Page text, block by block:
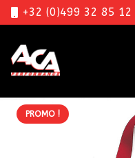
+32 (0)499 32 85 12
PROMO !